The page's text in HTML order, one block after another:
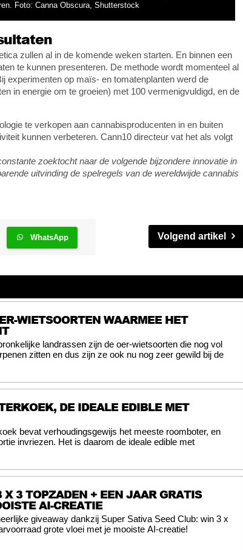
Foto: Canna Obscura, Shutterstock
zullen al in de komende weken starten. En binnen een
te kunnen presenteren. De methode wordt momenteel al
experimenten op maïs- en tomatenplanten werd de
in energie om te groeien) met 100 vermenigvuldigd, en de
te verkopen aan cannabisproducenten in en buiten
kunnen verbeteren. Cann10 directeur vat het als volgt
zoektocht naar de volgende bijzondere innovatie in
uitvinding de spelregels van de wereldwijde cannabis
WhatsApp Volgend artikel
WIETSOORTEN WAARMEE HET
landrassen zijn de oer-wietsoorten die nog vol
zitten en dus zijn ze ook nu nog zeer gewild bij de
DE IDEALE EDIBLE MET
bevat verhoudingsgewijs het meeste roomboter, en
invriezen. Het is daarom de ideale edible met
3 TOPZADEN + EEN JAAR GRATIS
AI-CREATIE
giveaway dankzij Super Sativa Seed Club: win 3 x
grote vloei met je mooiste AI-creatie!